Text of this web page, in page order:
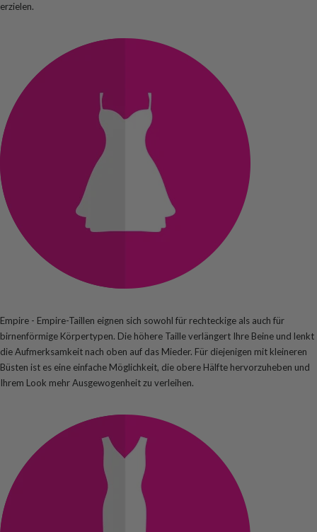
erzielen.
Empire - Empire-Taillen eignen sich sowohl für rechteckige als auch für
birnenförmige Körpertypen. Die höhere Taille verlängert Ihre Beine und lenkt
die Aufmerksamkeit nach oben auf das Mieder. Für diejenigen mit kleineren
Büsten ist es eine einfache Möglichkeit, die obere Hälfte hervorzuheben und
Ihrem Look mehr Ausgewogenheit zu verleihen.